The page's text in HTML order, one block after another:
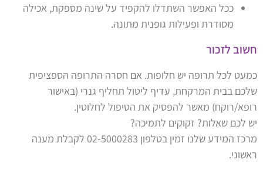
ככל האפשר השתדלו להקפיד על שינה מספקת, אכילה
מסודרת ופעילות גופנית מתונה.
חשוב לזכור
כמעט לכל תרופה יש חלופות. אם חסרה התרופה הספציפית
שלכם בבית המרקחת, עדיף ליטול תחליף גנרי (באישור
רופא/רוקח) מאשר להפסיק את הטיפול לחלוטין.
יש לכם שאלות? זקוקים לתמיכה?
מרכז המידע שלנו זמין בטלפון 02-5000283 לקבלת מענה
ראשוני.